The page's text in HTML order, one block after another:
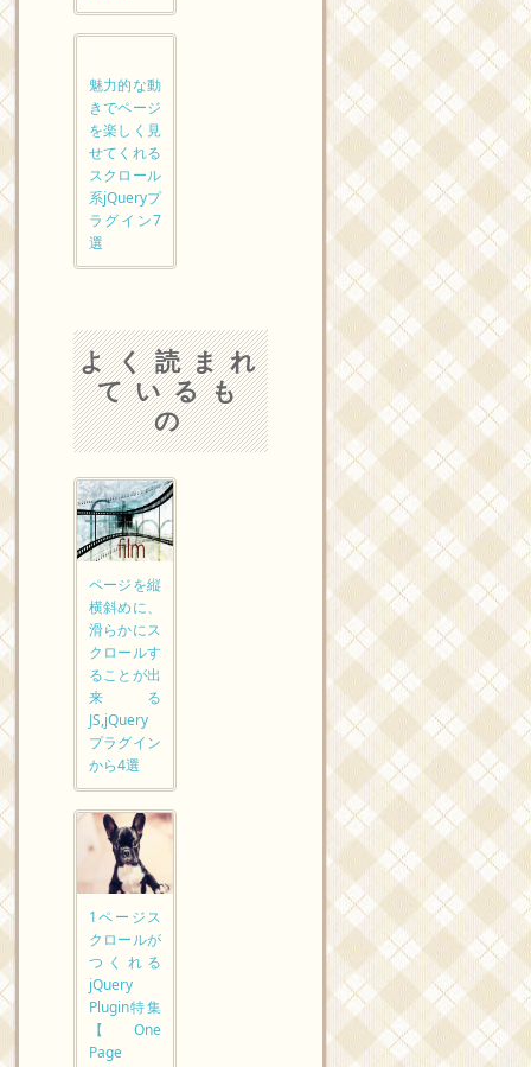
魅力的な動
きでページ
を楽しく見
せてくれる
スクロール
系jQueryプ
ラグイン7
選
よく読まれ
ているも
の
ページを縦
横斜めに、
滑らかにス
クロールす
ることが出
来る
JS,jQuery
プラグイン
から4選
1ページス
クロールが
つくれる
jQuery
Plugin特集
【One
Page